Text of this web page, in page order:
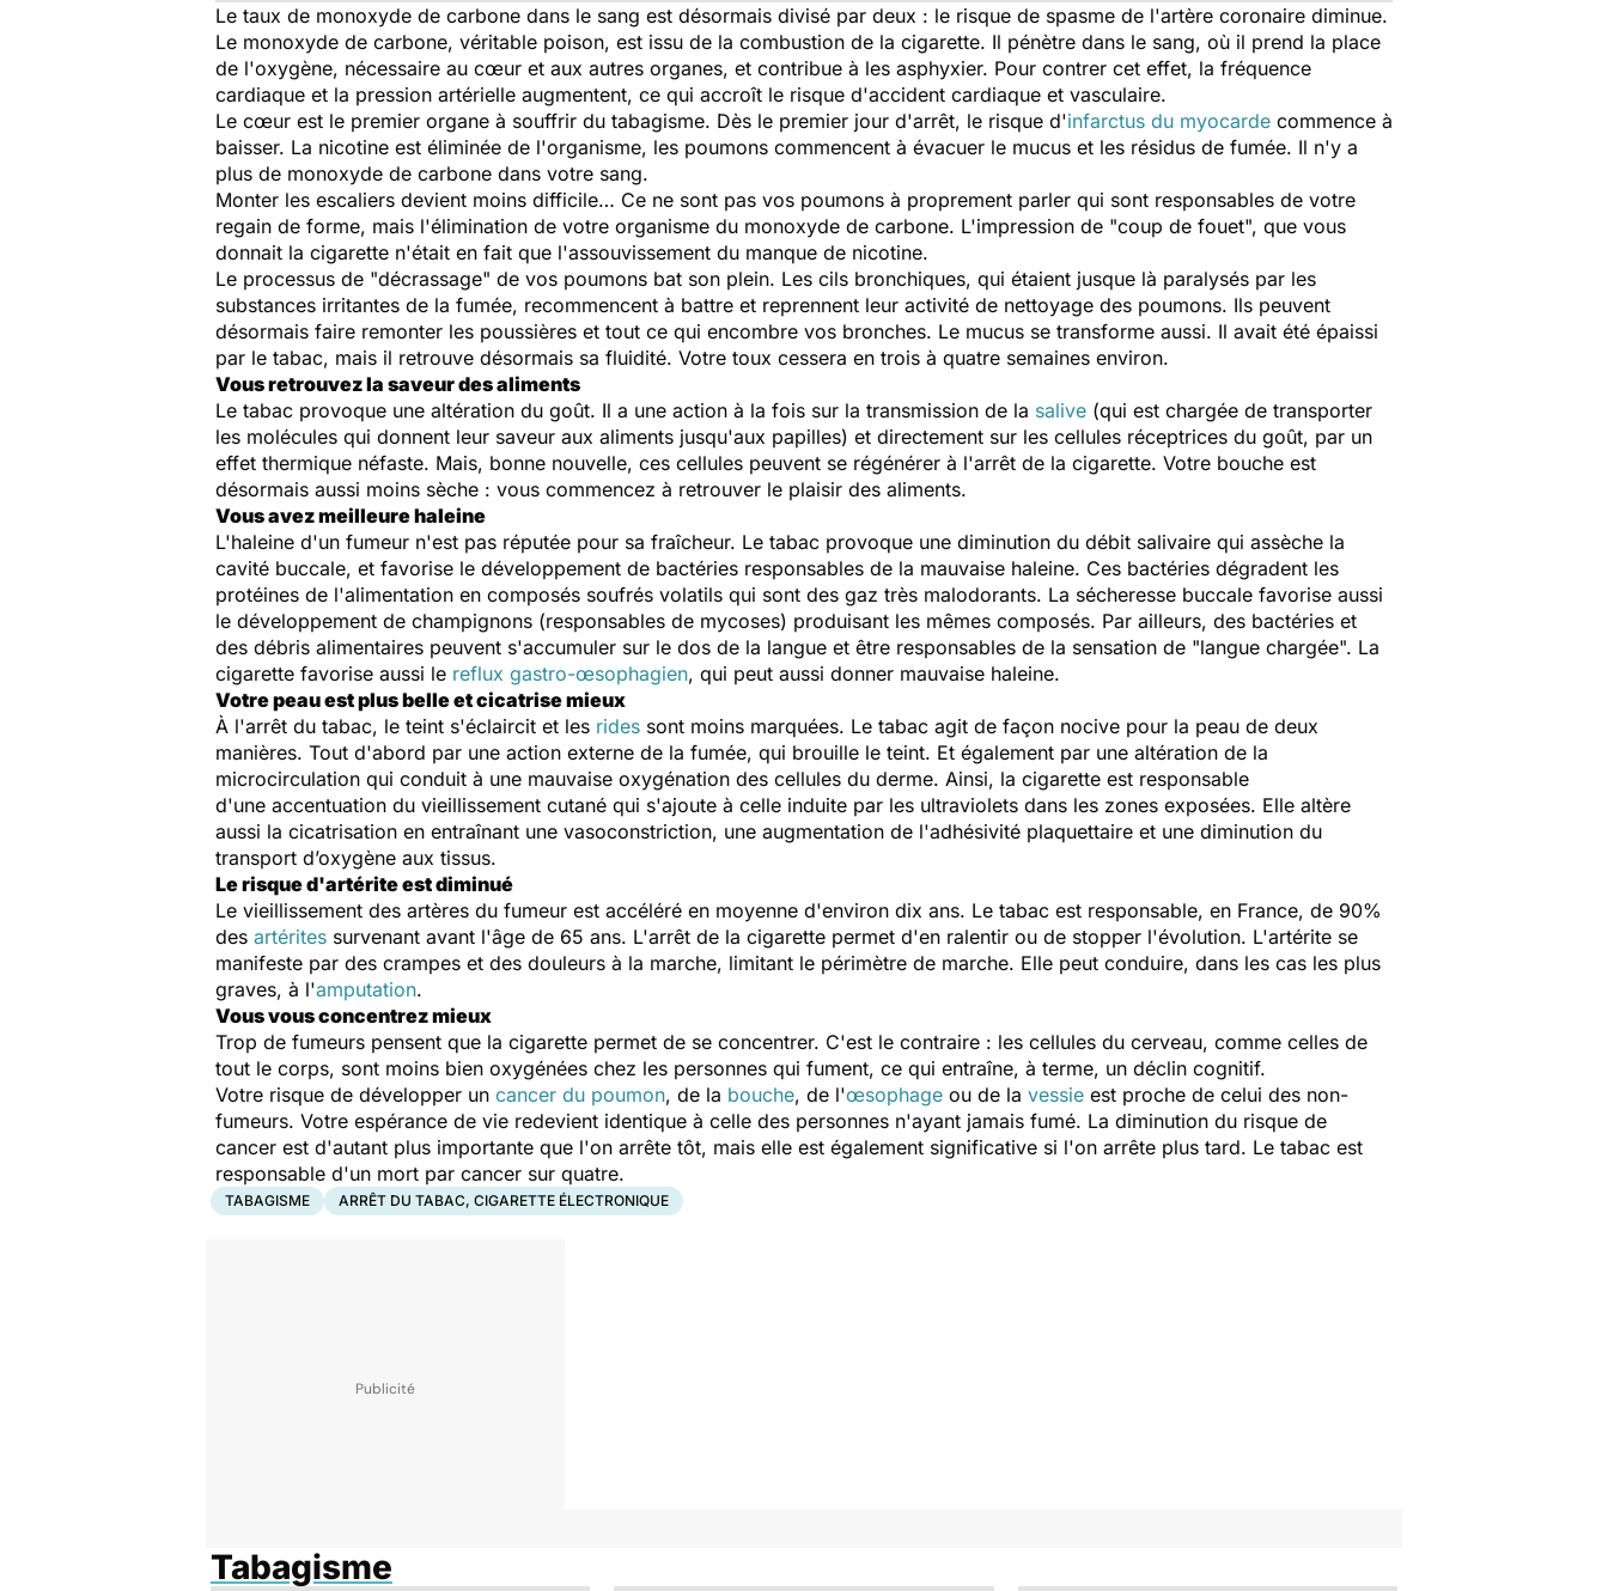
Le taux de monoxyde de carbone dans le sang est désormais divisé par deux : le risque de spasme de l'artère coronaire diminue.
Le monoxyde de carbone, véritable poison, est issu de la combustion de la cigarette. Il pénètre dans le sang, où il prend la place
de l'oxygène, nécessaire au cœur et aux autres organes, et contribue à les asphyxier. Pour contrer cet effet, la fréquence
cardiaque et la pression artérielle augmentent, ce qui accroît le risque d'accident cardiaque et vasculaire.
Le cœur est le premier organe à souffrir du tabagisme. Dès le premier jour d'arrêt, le risque d'infarctus du myocarde commence à
baisser. La nicotine est éliminée de l'organisme, les poumons commencent à évacuer le mucus et les résidus de fumée. Il n'y a
plus de monoxyde de carbone dans votre sang.
Monter les escaliers devient moins difficile… Ce ne sont pas vos poumons à proprement parler qui sont responsables de votre
regain de forme, mais l'élimination de votre organisme du monoxyde de carbone. L'impression de "coup de fouet", que vous
donnait la cigarette n'était en fait que l'assouvissement du manque de nicotine.
Le processus de "décrassage" de vos poumons bat son plein. Les cils bronchiques, qui étaient jusque là paralysés par les
substances irritantes de la fumée, recommencent à battre et reprennent leur activité de nettoyage des poumons. Ils peuvent
désormais faire remonter les poussières et tout ce qui encombre vos bronches. Le mucus se transforme aussi. Il avait été épaissi
par le tabac, mais il retrouve désormais sa fluidité. Votre toux cessera en trois à quatre semaines environ.
Vous retrouvez la saveur des aliments
Le tabac provoque une altération du goût. Il a une action à la fois sur la transmission de la salive (qui est chargée de transporter
les molécules qui donnent leur saveur aux aliments jusqu'aux papilles) et directement sur les cellules réceptrices du goût, par un
effet thermique néfaste. Mais, bonne nouvelle, ces cellules peuvent se régénérer à l'arrêt de la cigarette. Votre bouche est
désormais aussi moins sèche : vous commencez à retrouver le plaisir des aliments.
Vous avez meilleure haleine
L'haleine d'un fumeur n'est pas réputée pour sa fraîcheur. Le tabac provoque une diminution du débit salivaire qui assèche la
cavité buccale, et favorise le développement de bactéries responsables de la mauvaise haleine. Ces bactéries dégradent les
protéines de l'alimentation en composés soufrés volatils qui sont des gaz très malodorants. La sécheresse buccale favorise aussi
le développement de champignons (responsables de mycoses) produisant les mêmes composés. Par ailleurs, des bactéries et
des débris alimentaires peuvent s'accumuler sur le dos de la langue et être responsables de la sensation de "langue chargée". La
cigarette favorise aussi le reflux gastro-œsophagien, qui peut aussi donner mauvaise haleine.
Votre peau est plus belle et cicatrise mieux
À l'arrêt du tabac, le teint s'éclaircit et les rides sont moins marquées. Le tabac agit de façon nocive pour la peau de deux
manières. Tout d'abord par une action externe de la fumée, qui brouille le teint. Et également par une altération de la
microcirculation qui conduit à une mauvaise oxygénation des cellules du derme. Ainsi, la cigarette est responsable
d'une accentuation du vieillissement cutané qui s'ajoute à celle induite par les ultraviolets dans les zones exposées. Elle altère
aussi la cicatrisation en entraînant une vasoconstriction, une augmentation de l'adhésivité plaquettaire et une diminution du
transport d’oxygène aux tissus.
Le risque d'artérite est diminué
Le vieillissement des artères du fumeur est accéléré en moyenne d'environ dix ans. Le tabac est responsable, en France, de 90%
des artérites survenant avant l'âge de 65 ans. L'arrêt de la cigarette permet d'en ralentir ou de stopper l'évolution. L'artérite se
manifeste par des crampes et des douleurs à la marche, limitant le périmètre de marche. Elle peut conduire, dans les cas les plus
graves, à l'amputation.
Vous vous concentrez mieux
Trop de fumeurs pensent que la cigarette permet de se concentrer. C'est le contraire : les cellules du cerveau, comme celles de
tout le corps, sont moins bien oxygénées chez les personnes qui fument, ce qui entraîne, à terme, un déclin cognitif.
Votre risque de développer un cancer du poumon, de la bouche, de l'œsophage ou de la vessie est proche de celui des non-
fumeurs. Votre espérance de vie redevient identique à celle des personnes n'ayant jamais fumé. La diminution du risque de
cancer est d'autant plus importante que l'on arrête tôt, mais elle est également significative si l'on arrête plus tard. Le tabac est
responsable d'un mort par cancer sur quatre.
TABAGISME ARRÊT DU TABAC, CIGARETTE ÉLECTRONIQUE
Tabagisme